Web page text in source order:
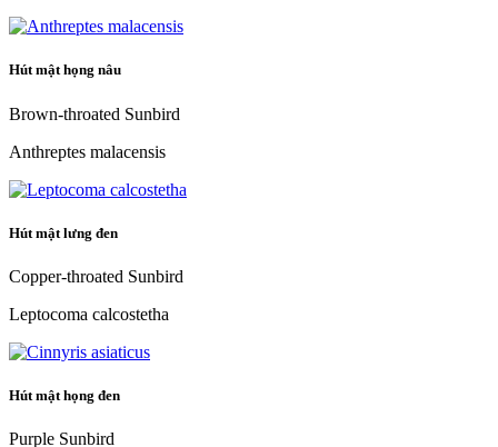
Hút mật họng nâu
Brown-throated Sunbird
Anthreptes malacensis
Hút mật lưng đen
Copper-throated Sunbird
Leptocoma calcostetha
Hút mật họng đen
Purple Sunbird